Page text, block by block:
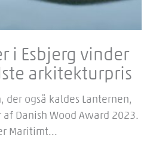
i Esbjerg vinder
arkitekturpris
der også kaldes Lanternen,
Danish Wood Award 2023.
Maritimt...